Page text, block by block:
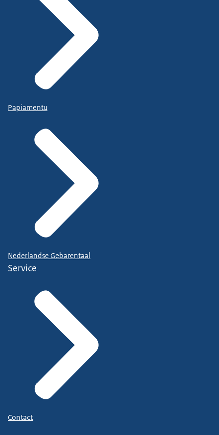
Papiamentu
Nederlandse Gebarentaal
Service
Contact